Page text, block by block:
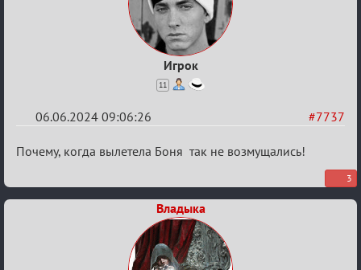
Игрок
11
#7737
06.06.2024 09:06:26
Re:
Вендетты
Почему, когда вылетела Боня так не возмущались!
3
Владыка